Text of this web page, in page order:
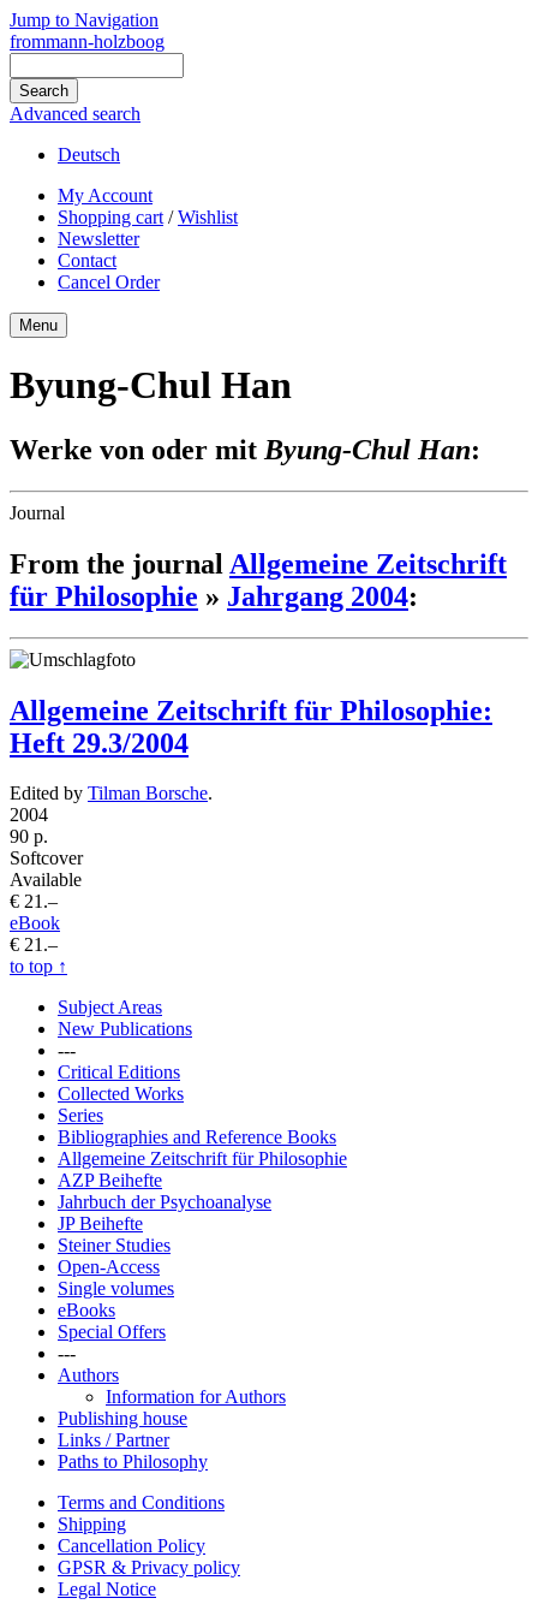
Jump to Navigation
frommann-holzboog
Advanced search
Deutsch
My Account
Shopping cart /Wishlist
Newsletter
Contact
Cancel Order
Menu
Byung-Chul Han
Werke von oder mit Byung-Chul Han:
Journal
From the journal Allgemeine Zeitschrift
für Philosophie » Jahrgang 2004:
Allgemeine Zeitschrift für Philosophie:
Heft 29.3/2004
Edited by Tilman Borsche.
2004
90 p.
Softcover
Available
€ 21.–
eBook
€ 21.–
to top ↑
Subject Areas
New Publications
---
Critical Editions
Collected Works
Series
Bibliographies and Reference Books
Allgemeine Zeitschrift für Philosophie
AZP Beihefte
Jahrbuch der Psychoanalyse
JP Beihefte
Steiner Studies
Open-Access
Single volumes
eBooks
Special Offers
---
Authors
Information for Authors
Publishing house
Links / Partner
Paths to Philosophy
Terms and Conditions
Shipping
Cancellation Policy
GPSR & Privacy policy
Legal Notice